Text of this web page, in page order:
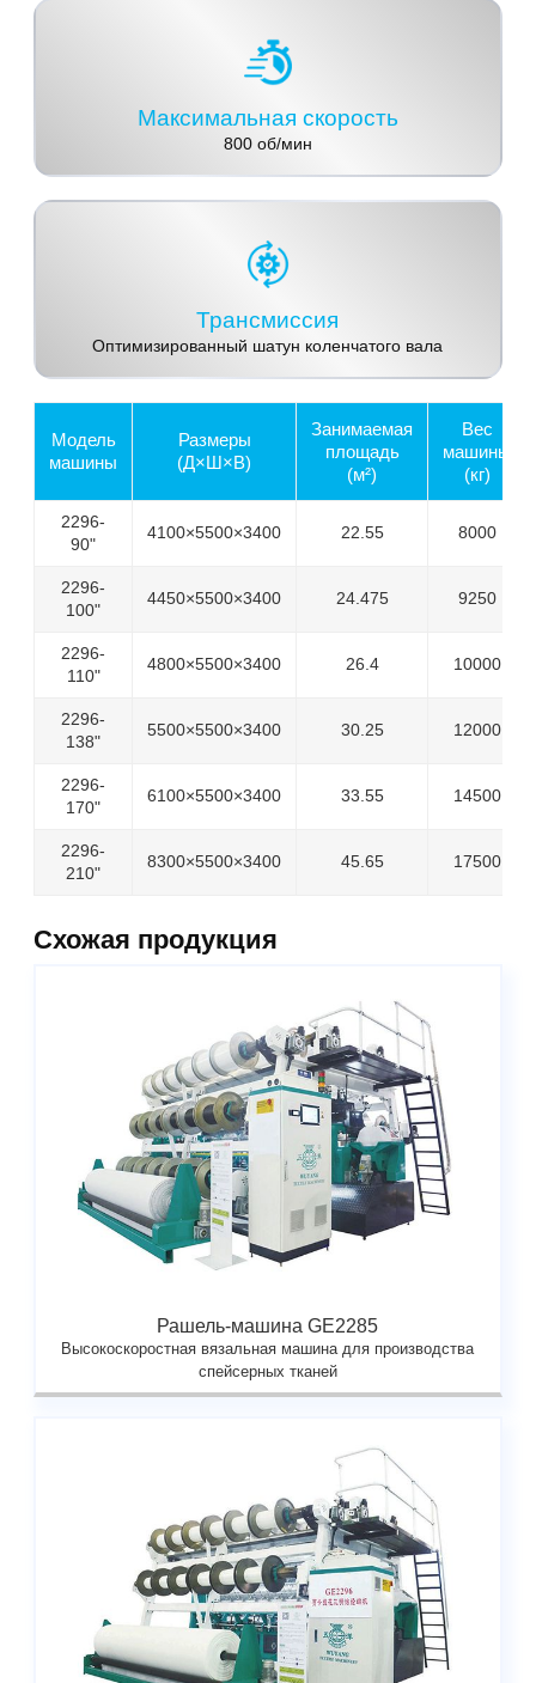
Максимальная скорость
800 об/мин
Трансмиссия
Оптимизированный шатун коленчатого вала
Модель
машины
Размеры
(Д×Ш×В)
Занимаемая
площадь
(м²)
Вес
машины
(кг)
2296-
90"
4100×5500×3400 22.55 8000
2296-
100"
4450×5500×3400 24.475 9250
2296-
110"
4800×5500×3400 26.4 10000
2296-
138"
5500×5500×3400 30.25 12000
2296-
170"
6100×5500×3400 33.55 14500
2296-
210"
8300×5500×3400 45.65 17500
Схожая продукция
Рашель-машина GE2285
Высокоскоростная вязальная машина для производства
спейсерных тканей